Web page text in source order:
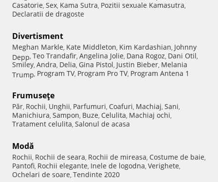
Casatorie, Sex, Kama Sutra, Pozitii sexuale Kamasutra,
Declaratii de dragoste
Divertisment
Meghan Markle, Kate Middleton, Kim Kardashian, Johnny
Depp, Teo Trandafir, Angelina Jolie, Dana Rogoz, Dani Otil,
Smiley, Andra, Delia, Gina Pistol, Justin Bieber, Melania
Trump, Program TV, Program Pro TV, Program Antena 1
Frumuseţe
Păr, Rochii, Unghii, Parfumuri, Coafuri, Machiaj, Sani,
Manichiura, Sampon, Buze, Celulita, Machiaj ochi,
Tratament celulita, Salonul de acasa
Modă
Rochii, Rochii de seara, Rochii de mireasa, Costume de baie,
Pantofi, Rochii elegante, Inele de logodna, Verighete,
Ochelari de soare, Tendinte 2020